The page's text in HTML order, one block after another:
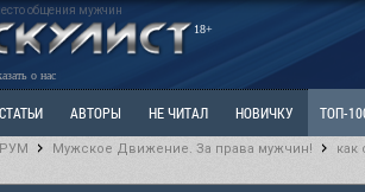
общения мужчин
18+
о нас
СТАТЬИ АВТОРЫ НЕ ЧИТАЛ НОВИЧКУ ТОП-
или Развожусь. САНЧАС Ветка: Наболевшее.
Мужское Движение. За права мужчин! как